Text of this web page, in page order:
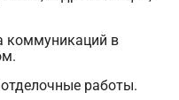
коммуникаций в
работы.